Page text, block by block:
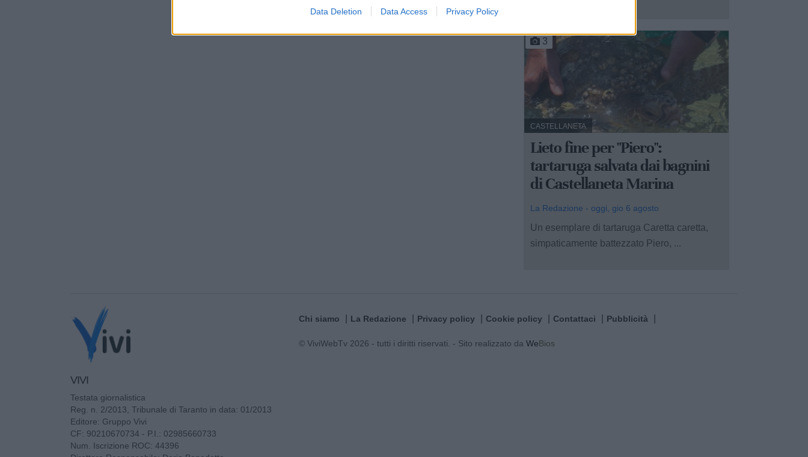
Data Deletion Data Access Privacy Policy
3
CASTELLANETA
Lieto fine per "Piero":
tartaruga salvata dai bagnini
di Castellaneta Marina
La Redazione - oggi, gio 6 agosto
Un esemplare di tartaruga Caretta caretta,
simpaticamente battezzato Piero, ...
VIVI
Testata giornalistica
Reg. n. 2/2013, Tribunale di Taranto in data: 01/2013
Editore: Gruppo Vivi
CF: 90210670734 - P.I.: 02985660733
Num. Iscrizione ROC: 44396
Chi siamo La Redazione Privacy policy Cookie policy Contattaci Pubblicità
© ViviWebTv 2026 - tutti i diritti riservati. - Sito realizzato da WeBios